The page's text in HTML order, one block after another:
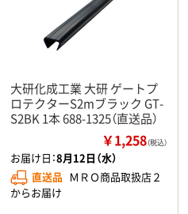
大研化成工業 大研 ゲートプ
ロテクターS2mブラック GT-
S2BK 1本 688-1325（直送品）
￥1,258（税込）
お届け日：8月12日（水）
直送品 ＭＲＯ商品取扱店２
からお届け